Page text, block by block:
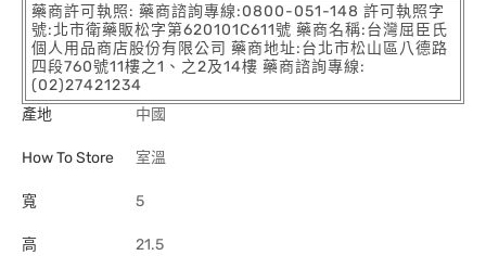
藥商許可執照: 藥商諮詢專線:0800-051-148 許可執照字
號:北市衛藥販松字第620101C611號 藥商名稱:台灣屈臣氏
個人用品商店股份有限公司 藥商地址:台北市松山區八德路
四段760號11樓之1、之2及14樓 藥商諮詢專線:
(02)27421234
產地
中國
How To Store 室溫
寬 5
高 21.5